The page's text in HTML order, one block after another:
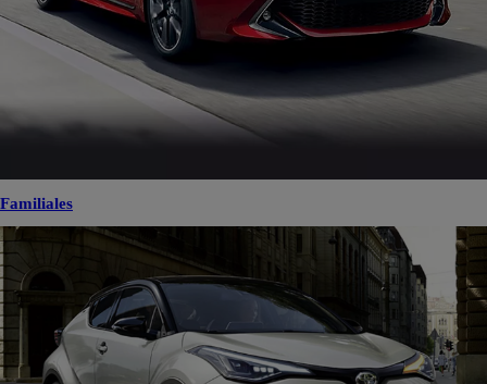
Familiales